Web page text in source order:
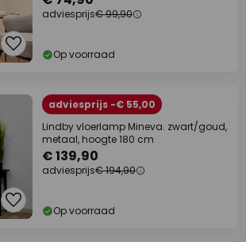
adviesprijs€ 99,90
Op voorraad
adviesprijs -€ 55,00
Lindby vloerlamp Mineva. zwart/goud,
metaal, hoogte 180 cm
€ 139,90
adviesprijs€ 194,90
Op voorraad